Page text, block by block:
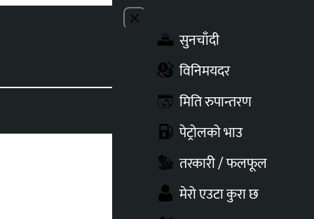
Close menu
सुनचाँदी
विनिमयदर
मिति रुपान्तरण
पेट्रोलको भाउ
तरकारी / फलफूल
मेरो एउटा कुरा छ